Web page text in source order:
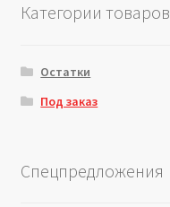
Категории товаров
Остатки
Под заказ
Спецпредложения